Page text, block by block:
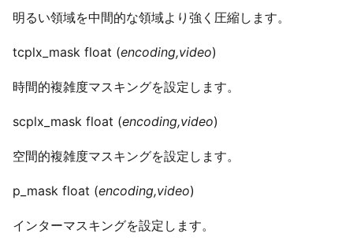
明るい領域を中間的な領域より強く圧縮します。
tcplx_mask float (encoding,video)
時間的複雑度マスキングを設定します。
scplx_mask float (encoding,video)
空間的複雑度マスキングを設定します。
p_mask float (encoding,video)
インターマスキングを設定します。